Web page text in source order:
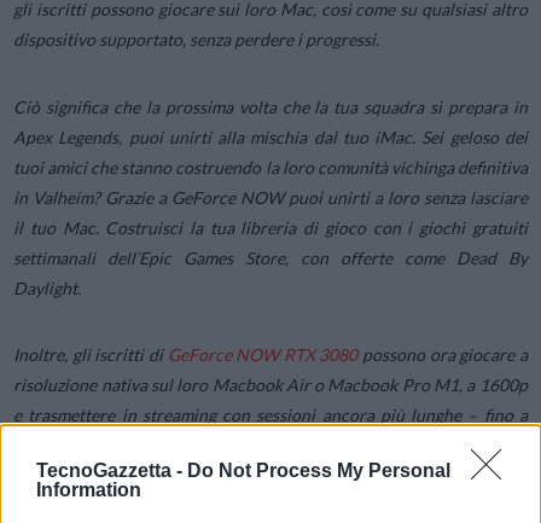
TecnoGazzetta - Do Not Process My Personal
Information
gli iscritti possono giocare sui loro Mac, così come su qualsiasi altro
dispositivo supportato, senza perdere i progressi.
Ciò significa che la prossima volta che la tua squadra si prepara in
Apex Legends, puoi unirti alla mischia dal tuo iMac. Sei geloso dei
tuoi amici che stanno costruendo la loro comunità vichinga definitiva
in Valheim? Grazie a GeForce NOW puoi unirti a loro senza lasciare
il tuo Mac. Costruisci la tua libreria di gioco con i giochi gratuiti
settimanali dell’Epic Games Store, con offerte come Dead By
Daylight.
Inoltre, gli iscritti di GeForce NOW RTX 3080possono ora giocare a
risoluzione nativa sul loro Macbook Air o Macbook Pro M1, a 1600p
e trasmettere in streaming con sessioni ancora più lunghe – fino a
otto ore. E con RTX ON i membri RTX 3080 e Priority possono
sperimentare giochi comeCyberpunk 2077 eControlcon ray tracing